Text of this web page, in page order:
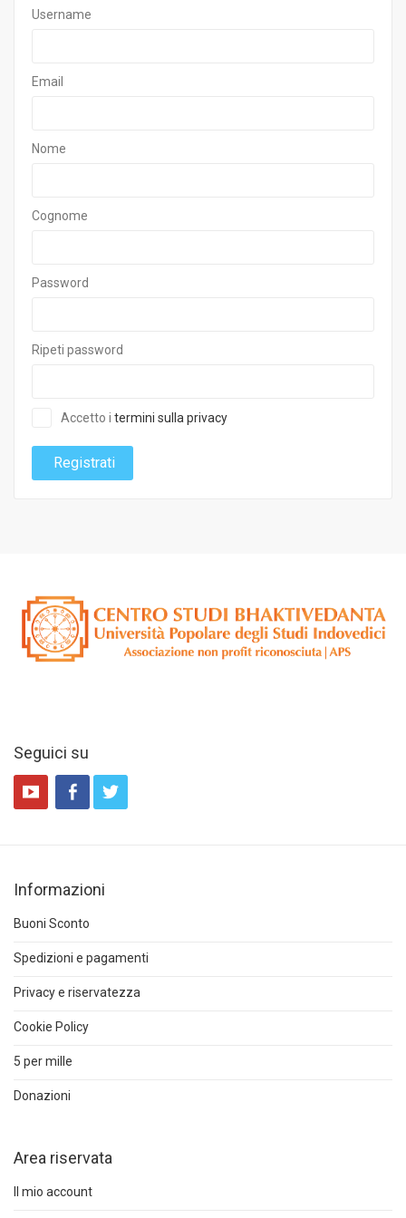
Username
Email
Nome
Cognome
Password
Ripeti password
Accetto i termini sulla privacy
Registrati
Seguici su
Informazioni
Buoni Sconto
Spedizioni e pagamenti
Privacy e riservatezza
Cookie Policy
5 per mille
Donazioni
Area riservata
Il mio account